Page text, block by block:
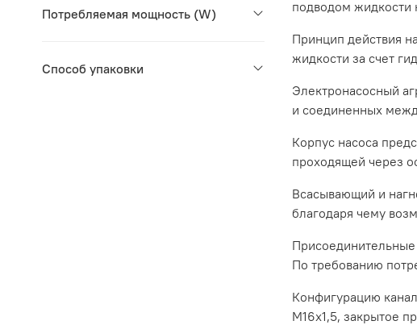
подводом жидкости
Принцип действия
жидкости за счет
Электронасосный
и соединенных
Корпус насоса
проходящей через
Всасывающий и
благодаря чему
По требованию
Конфигурацию
М16х1,5, закрытое
Потребляемая мощность (W)
Способ упаковки